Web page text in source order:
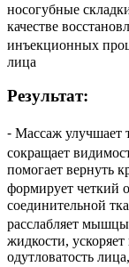
носогубные
качестве
инъекционных
лица
Результат:
⁃ Массаж
сокращает
помогает вернуть
формирует четкий
соединительной
расслабляет
жидкости,
одутловатость